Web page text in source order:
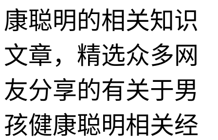
康聪明的相关知识
文章，精选众多网
友分享的有关于男
孩健康聪明相关经